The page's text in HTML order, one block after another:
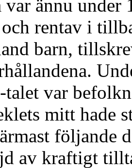
ännu under
rentav i
barn,
talet var
mitt hade
följande
av kraftigt